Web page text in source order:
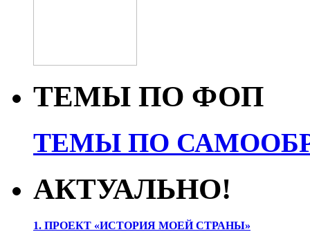
ТЕМЫ ПО ФОП
ТЕМЫ ПО
АКТУАЛЬНО!
1. ПРОЕКТ «ИСТОРИЯ МОЕЙ СТРАНЫ»